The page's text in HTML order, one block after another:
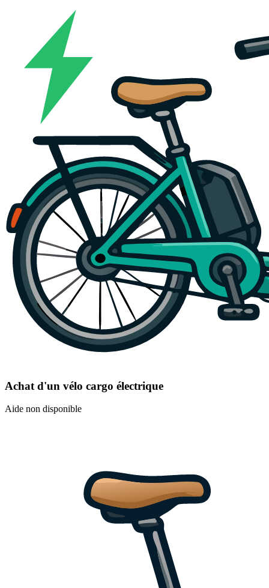
Achat d'un vélo cargo électrique
Aide non disponible